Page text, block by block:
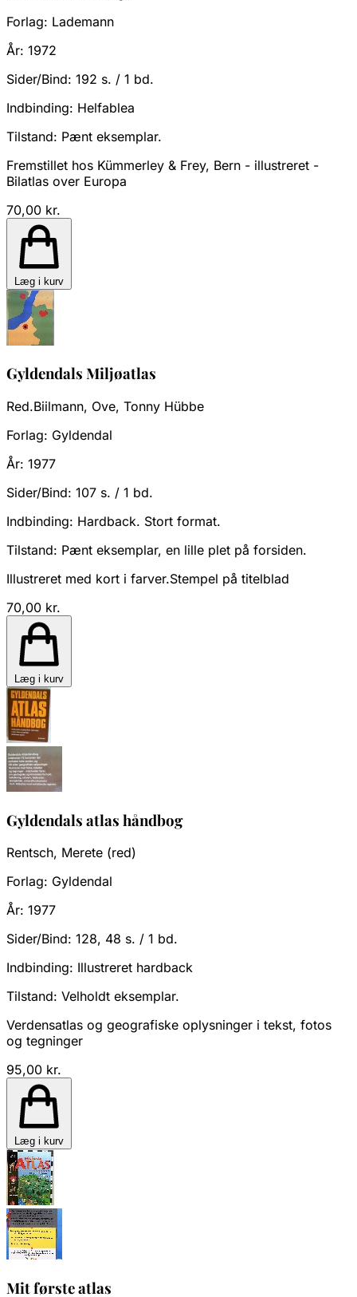
Forlag: Lademann
År: 1972
Sider/Bind: 192 s. / 1 bd.
Indbinding: Helfablea
Tilstand: Pænt eksemplar.
Fremstillet hos Kümmerley & Frey, Bern - illustreret -
Bilatlas over Europa
70,00 kr.
Læg i kurv
Gyldendals Miljøatlas
Red.Biilmann, Ove, Tonny Hübbe
Forlag: Gyldendal
År: 1977
Sider/Bind: 107 s. / 1 bd.
Indbinding: Hardback. Stort format.
Tilstand: Pænt eksemplar, en lille plet på forsiden.
Illustreret med kort i farver.Stempel på titelblad
70,00 kr.
Læg i kurv
Gyldendals atlas håndbog
Rentsch, Merete (red)
Forlag: Gyldendal
År: 1977
Sider/Bind: 128, 48 s. / 1 bd.
Indbinding: Illustreret hardback
Tilstand: Velholdt eksemplar.
Verdensatlas og geografiske oplysninger i tekst, fotos
og tegninger
95,00 kr.
Læg i kurv
Mit første atlas